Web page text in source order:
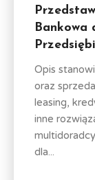
Bankowa
Opis
oraz
leasing,
inne
dla...